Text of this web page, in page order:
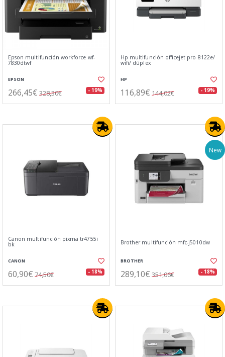
Epson multifunción workforce wf-
7830dtwf
EPSON
266,45€ 328,30€ - 19%
Hp multifunción officejet pro 8122e/
wifi/ dúplex
HP
116,89€ 144,02€ - 19%
Canon multifunción pixma tr4755i
bk
CANON
60,90€ 74,50€ - 18%
New
Brother multifunción mfc-j5010dw
BROTHER
289,10€ 351,06€ - 18%